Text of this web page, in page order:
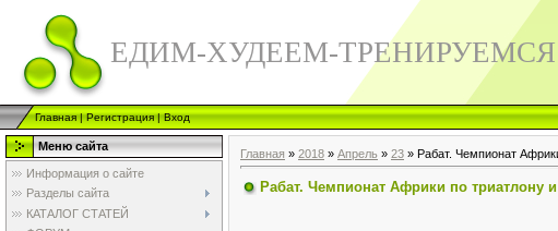
ЕДИМ-ХУДЕЕМ-ТРЕНИРУЕМСЯ
Главная|Регистрация|Вход
Меню сайта
Информация о сайте
Разделы сайта
КАТАЛОГ СТАТЕЙ
Главная » 2018 » Апрель » 23 » Рабат. Чемпионат
Рабат. Чемпионат Африки по